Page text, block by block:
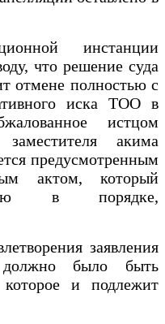
инстанции
что решение суда
отмене полностью с
иска ТОО в
истцом
акима
предусмотренным
актом, который
в порядке,
заявления
было быть
которое и подлежит